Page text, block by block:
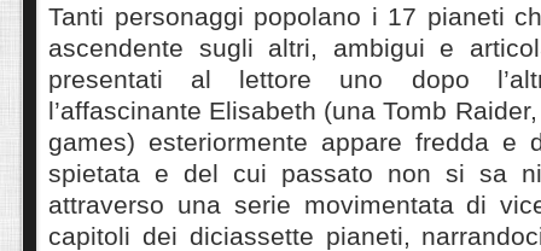
Tanti personaggi popolano i 17 pianeti
ascendente sugli altri, ambigui e
presentati al lettore uno dopo
l’affascinante Elisabeth (una Tomb
games) esteriormente appare fredda e
spietata e del cui passato non si sa
attraverso una serie movimentata di
capitoli dei diciassette pianeti,